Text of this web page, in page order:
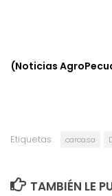
(Noticias
Etiquetas: carcasa
TAMBIÉN LE